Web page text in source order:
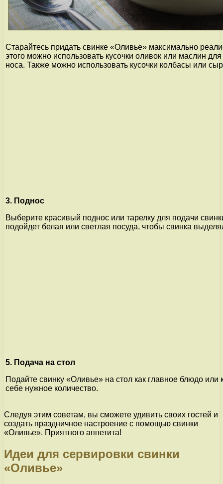
Старайтесь придать свинке «Оливье» максимально
этого можно использовать кусочки оливок или маслин
носа. Также можно использовать кусочки колбасы или
3. Поднос
Выберите красивый поднос или тарелку для подачи
подойдет белая или светлая посуда, чтобы свинка
5. Подача на стол
Подайте свинку «Оливье» на стол как главное блюдо или
себе нужное количество.
Следуя этим советам, вы сможете удивить своих гостей и
создать праздничное настроение с помощью свинки
«Оливье». Приятного аппетита!
Идеи для сервировки свинки
«Оливье»